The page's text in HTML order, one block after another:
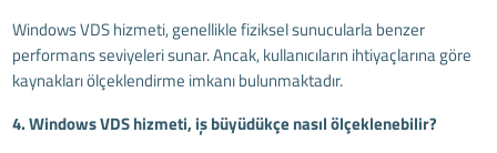
Windows VDS hizmeti, genellikle fiziksel sunucularla benzer
performans seviyeleri sunar. Ancak, kullanıcıların ihtiyaçlarına göre
kaynakları ölçeklendirme imkanı bulunmaktadır.
4. Windows VDS hizmeti, iş büyüdükçe nasıl ölçeklenebilir?